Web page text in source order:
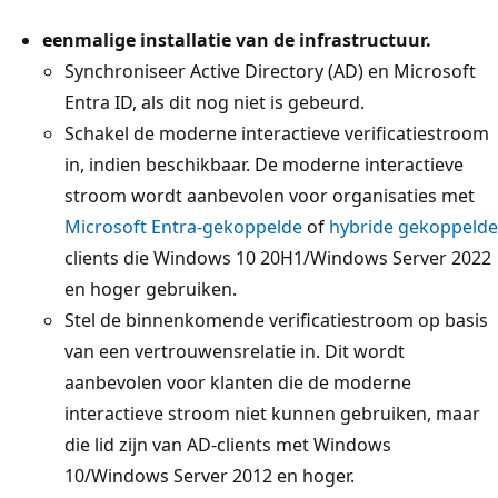
eenmalige installatie van de infrastructuur.
Synchroniseer Active Directory (AD) en Microsoft
Entra ID, als dit nog niet is gebeurd.
Schakel de moderne interactieve verificatiestroom
in, indien beschikbaar. De moderne interactieve
stroom wordt aanbevolen voor organisaties met
Microsoft Entra-gekoppeldeof hybride gekoppelde
clients die Windows 10 20H1/Windows Server 2022
en hoger gebruiken.
Stel de binnenkomende verificatiestroom op basis
van een vertrouwensrelatie in. Dit wordt
aanbevolen voor klanten die de moderne
interactieve stroom niet kunnen gebruiken, maar
die lid zijn van AD-clients met Windows
10/Windows Server 2012 en hoger.